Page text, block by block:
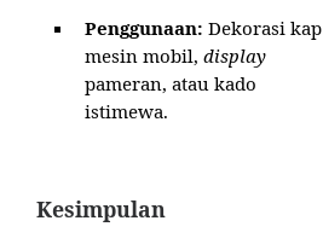
Penggunaan: Dekorasi kap
mesin mobil, display
pameran, atau kado
istimewa.
Kesimpulan